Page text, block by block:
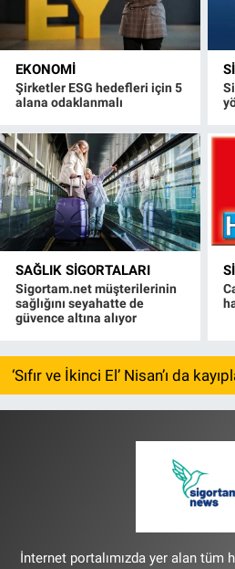
EKONOMI
Şirketler ESG hedefleri için 5
alana odaklanmalı
SAĞLIK SIGORTALARI
Sigortam.net müşterilerinin
sağlığını seyahatte de
güvence altına alıyor
‘Sıfır ve İkinci El’ Nisan’ı da
İnternet portalımızda yer alan tüm